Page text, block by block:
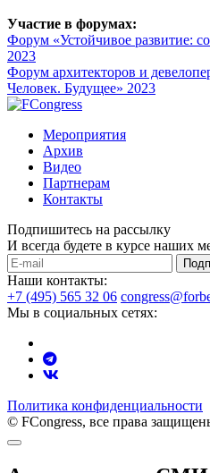
Участие в форумах:
Форум «Устойчивое развитие:
2023
Форум архитекторов и
Человек. Будущее» 2023
Мероприятия
Архив
Видео
Партнерам
Контакты
Подпишитесь на рассылку
И всегда будете в курсе наших
Наши контакты:
+7 (495) 565 32 06
Мы в социальных сетях:
Политика конфиденциальности
© FCongress, все права